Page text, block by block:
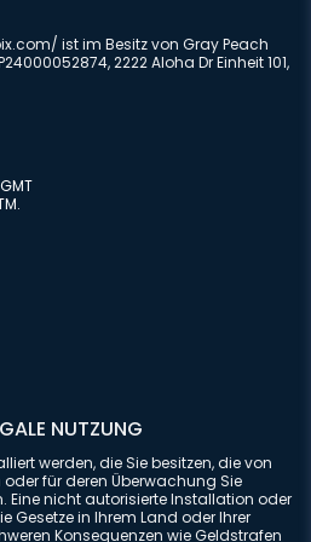
ist im Besitz von Gray Peach
2222 Aloha Dr Einheit 101,
NUTZUNG
werden, die Sie besitzen, die von
für deren Überwachung Sie
nicht autorisierte Installation oder
Gesetze in Ihrem Land oder Ihrer
Konsequenzen wie Geldstrafen